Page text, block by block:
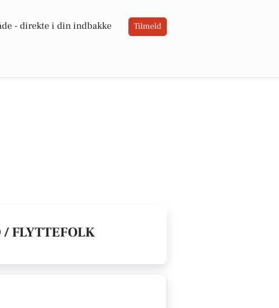
- direkte i din indbakke Tilmeld
FLYTTEFOLK